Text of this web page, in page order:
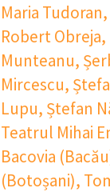
Maria Tudoran,
Robert Obreja,
Munteanu,
Mircescu,
Lupu, Ștefan
Teatrul Mihai
Bacovia
(Botoșani),